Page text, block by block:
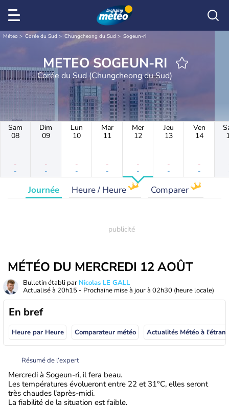
Météo Corée du Sud Chungcheong du Sud Sogeun-ri
METEO SOGEUN-RI
Corée du Sud (Chungcheong du Sud)
Sam
08
-
-
Dim
09
-
-
Lun
10
-
-
Mar
11
-
-
Mer
12
-
-
Jeu
13
-
-
Ven
14
-
-
Journée Heure / Heure Comparer
MÉTÉO DU MERCREDI 12 AOÛT
Bulletin établi par Nicolas LE GALL
Actualisé à 20h15 - Prochaine mise à jour à 02h30 (heure locale)
En bref
Heure par Heure Comparateur météo
Résumé de l’expert
Mercredi à Sogeun-ri, il fera beau.
Les températures évolueront entre 22 et 31°C, elles seront
très chaudes l'après-midi.
La fiabilité de la situation est faible.